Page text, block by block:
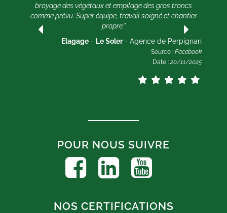
broyage des végétaux et empilage des gros troncs
comme prévu. Super équipe, travail soigné et chantier
propre."
Elagage - Le Soler- Agence de Perpignan
Source : Facebook
Date : 20/11/2025
POUR NOUS SUIVRE
NOS CERTIFICATIONS